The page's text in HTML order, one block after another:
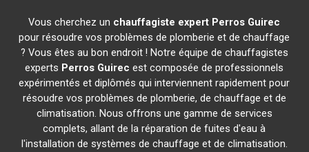
Vous cherchez un chauffagiste expert Perros Guirec
pour résoudre vos problèmes de plomberie et de chauffage
? Vous êtes au bon endroit ! Notre équipe de chauffagistes
experts Perros Guirec est composée de professionnels
expérimentés et diplômés qui interviennent rapidement pour
résoudre vos problèmes de plomberie, de chauffage et de
climatisation. Nous offrons une gamme de services
complets, allant de la réparation de fuites d'eau à
l'installation de systèmes de chauffage et de climatisation.